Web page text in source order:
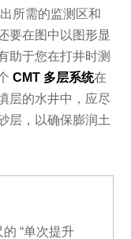
所需的监测区和
要在图中以图形显
助于您在打井时测
CMT 多层系统在
层的水井中，应尽
层，以确保膨润土
“单次提升